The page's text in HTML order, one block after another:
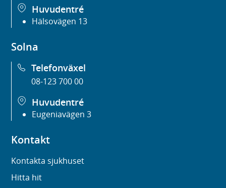
Huvudentré
Hälsovägen 13
Solna
Telefonväxel
08-123 700 00
Huvudentré
Eugeniavägen 3
Kontakt
Kontakta sjukhuset
Hitta hit